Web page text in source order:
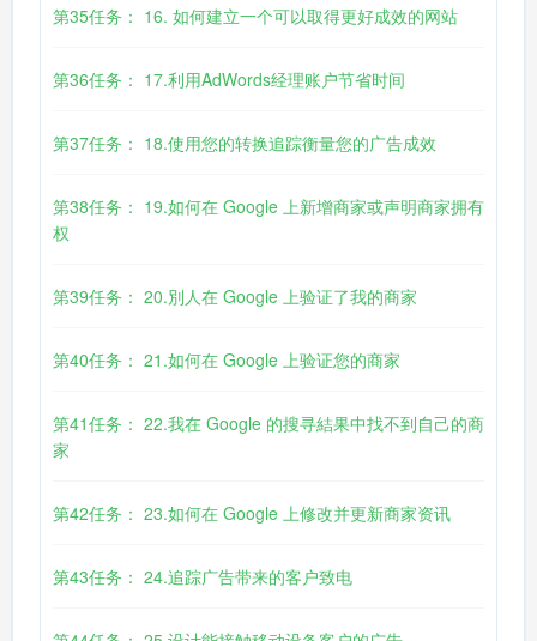
第35任务： 16. 如何建立一个可以取得更好成效的网站
第36任务： 17.利用AdWords经理账户节省时间
第37任务： 18.使用您的转换追踪衡量您的广告成效
第38任务： 19.如何在 Google 上新增商家或声明商家拥有
权
第39任务： 20.別人在 Google 上验证了我的商家
第40任务： 21.如何在 Google 上验证您的商家
第41任务： 22.我在 Google 的搜寻結果中找不到自己的商
家
第42任务： 23.如何在 Google 上修改并更新商家资讯
第43任务： 24.追踪广告带来的客户致电